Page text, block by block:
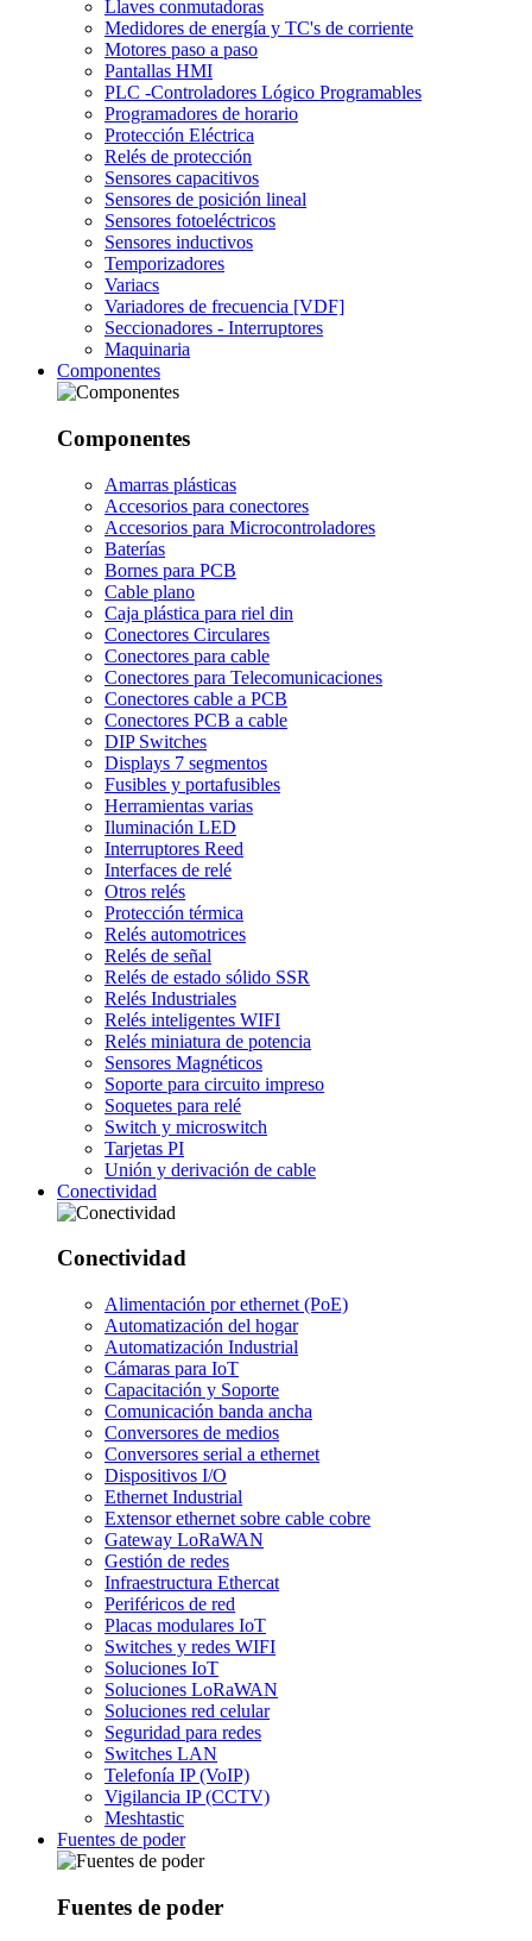
Llaves conmutadoras
Medidores de energía y TC's de corriente
Motores paso a paso
Pantallas HMI
PLC -Controladores Lógico Programables
Programadores de horario
Protección Eléctrica
Relés de protección
Sensores capacitivos
Sensores de posición lineal
Sensores fotoeléctricos
Sensores inductivos
Temporizadores
Variacs
Variadores de frecuencia [VDF]
Seccionadores - Interruptores
Maquinaria
Componentes
Componentes
Amarras plásticas
Accesorios para conectores
Accesorios para Microcontroladores
Baterías
Bornes para PCB
Cable plano
Caja plástica para riel din
Conectores Circulares
Conectores para cable
Conectores para Telecomunicaciones
Conectores cable a PCB
Conectores PCB a cable
DIP Switches
Displays 7 segmentos
Fusibles y portafusibles
Herramientas varias
Iluminación LED
Interruptores Reed
Interfaces de relé
Otros relés
Protección térmica
Relés automotrices
Relés de señal
Relés de estado sólido SSR
Relés Industriales
Relés inteligentes WIFI
Relés miniatura de potencia
Sensores Magnéticos
Soporte para circuito impreso
Soquetes para relé
Switch y microswitch
Tarjetas PI
Unión y derivación de cable
Conectividad
Conectividad
Alimentación por ethernet (PoE)
Automatización del hogar
Automatización Industrial
Cámaras para IoT
Capacitación y Soporte
Comunicación banda ancha
Conversores de medios
Conversores serial a ethernet
Dispositivos I/O
Ethernet Industrial
Extensor ethernet sobre cable cobre
Gateway LoRaWAN
Gestión de redes
Infraestructura Ethercat
Periféricos de red
Placas modulares IoT
Switches y redes WIFI
Soluciones IoT
Soluciones LoRaWAN
Soluciones red celular
Seguridad para redes
Switches LAN
Telefonía IP (VoIP)
Vigilancia IP (CCTV)
Meshtastic
Fuentes de poder
Fuentes de poder